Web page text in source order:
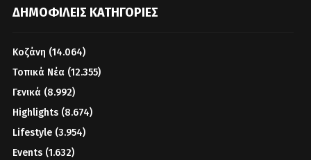
ΔΗΜΟΦΙΛΕΊΣ ΚΑΤΗΓΟΡΊΕΣ
Κοζάνη (14.064)
Τοπικά Νέα (12.355)
Γενικά (8.992)
Highlights (8.674)
Lifestyle (3.954)
Events (1.632)